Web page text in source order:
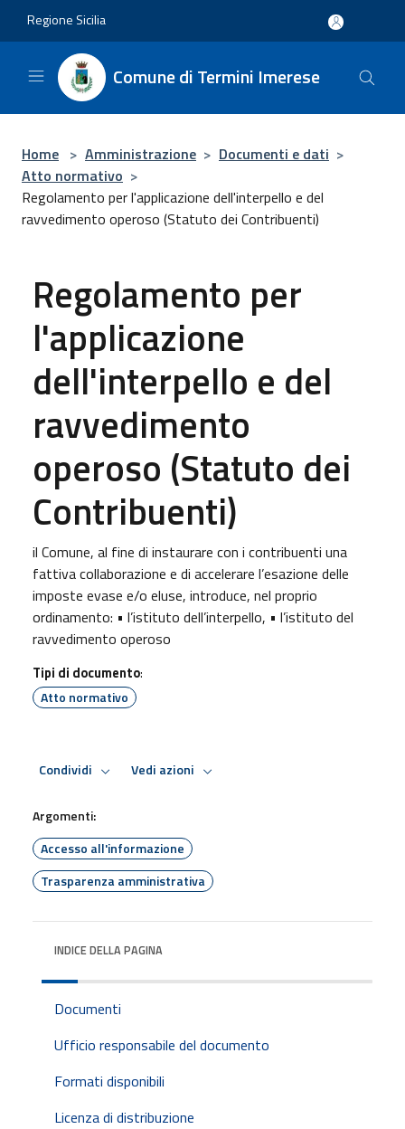
Regione Sicilia
Comune di Termini Imerese
Home > Amministrazione > Documenti e dati >
Atto normativo >
Regolamento per l'applicazione dell'interpello e del
ravvedimento operoso (Statuto dei Contribuenti)
Regolamento per
l'applicazione
dell'interpello e del
ravvedimento
operoso (Statuto dei
Contribuenti)
il Comune, al fine di instaurare con i contribuenti una
fattiva collaborazione e di accelerare l’esazione delle
imposte evase e/o eluse, introduce, nel proprio
ordinamento: • l’istituto dell’interpello, • l’istituto del
ravvedimento operoso
Tipi di documento:
Atto normativo
Condividi Vedi azioni
Argomenti:
Accesso all'informazione
Trasparenza amministrativa
INDICE DELLA PAGINA
Documenti
Ufficio responsabile del documento
Formati disponibili
Licenza di distribuzione